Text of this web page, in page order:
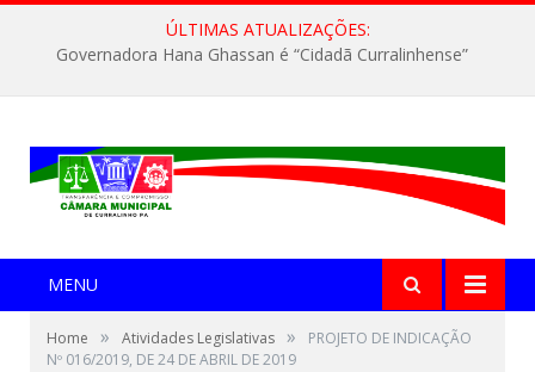
ÚLTIMAS ATUALIZAÇÕES:
Governadora Hana Ghassan é “Cidadã Curralinhense”
MENU
Home » Atividades Legislativas »
PROJETO DE INDICAÇÃO
Nº 016/2019, DE 24 DE ABRIL DE 2019